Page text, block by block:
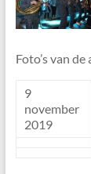
Foto’s van
9
november
2019